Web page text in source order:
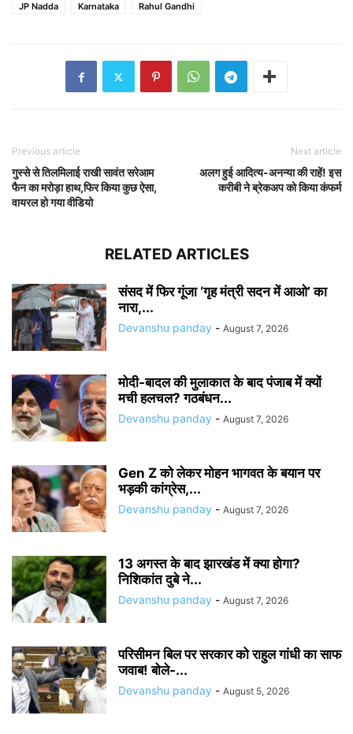
JP Nadda
Karnataka Rahul Gandhi
Previous article
गुस्से से तिलमिलाई राखी सावंत सरेआम
फैन का मरोड़ा हाथ,फिर किया कुछ ऐसा,
वायरल हो गया वीडियो
Next article
अलग हुई आदित्य-अनन्या की राहें! इस
करीबी ने ब्रेकअप को किया कंफर्म
RELATED ARTICLES
संसद में फिर गूंजा ‘गृह मंत्री सदन में आओ’ का
नारा,...
Devanshu panday - August 7, 2026
मोदी-बादल की मुलाकात के बाद पंजाब में क्यों
मची हलचल? गठबंधन...
Devanshu panday - August 7, 2026
Gen Z को लेकर मोहन भागवत के बयान पर
भड़की कांग्रेस,...
Devanshu panday - August 7, 2026
13 अगस्त के बाद झारखंड में क्या होगा?
निशिकांत दुबे ने...
Devanshu panday - August 7, 2026
परिसीमन बिल पर सरकार को राहुल गांधी का साफ
जवाब! बोले-...
Devanshu panday - August 5, 2026